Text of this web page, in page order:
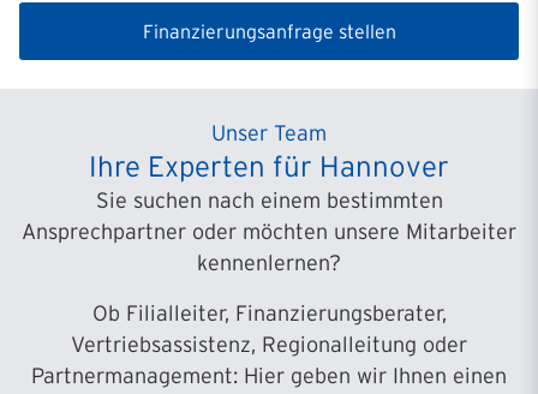
Finanzierungsanfrage stellen
Unser Team
Ihre Experten für Hannover
Sie suchen nach einem bestimmten
Ansprechpartner oder möchten unsere Mitarbeiter
kennenlernen?
Ob Filialleiter, Finanzierungsberater,
Vertriebsassistenz, Regionalleitung oder
Partnermanagement: Hier geben wir Ihnen einen